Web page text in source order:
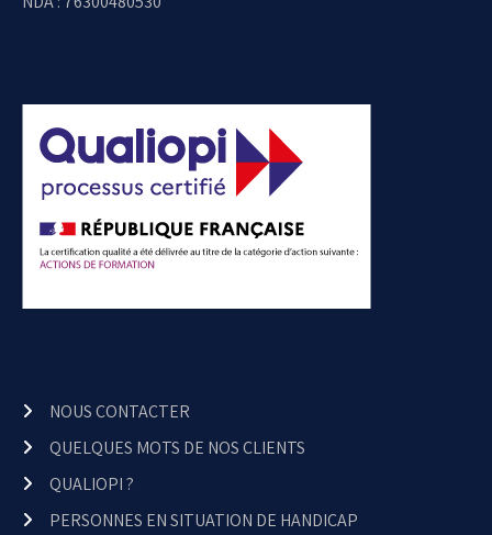
NOUS CONTACTER
QUELQUES MOTS DE NOS CLIENTS
QUALIOPI ?
PERSONNES EN SITUATION DE HANDICAP